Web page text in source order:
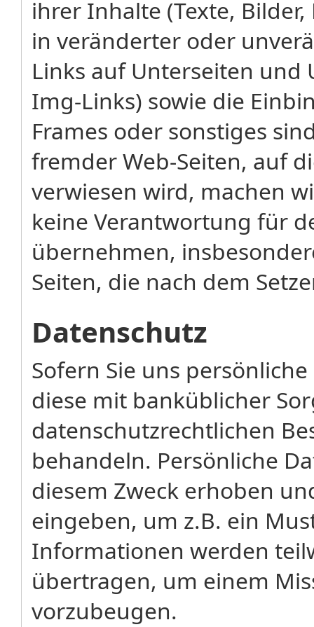
ihrer Inhalte (Texte,
in veränderter oder
Links auf Unterseiten und
Img-Links) sowie die
Frames oder sonstiges
fremder Web-Seiten, auf
verwiesen wird, machen
keine Verantwortung für
übernehmen,
Seiten, die nach dem
Datenschutz
Sofern Sie uns
diese mit banküblicher
datenschutzrechtlichen
behandeln. Persönliche
diesem Zweck erhoben
eingeben, um z.B. ein
Informationen werden
übertragen, um einem
vorzubeugen.